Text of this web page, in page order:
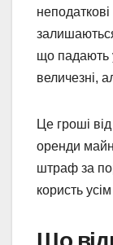
що падають
величезні,
Це гроші
оренди
штраф за
користь